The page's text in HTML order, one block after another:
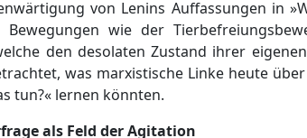
von Lenins Auffassungen in
Bewegungen wie der
den desolaten Zustand ihrer
was marxistische Linke heute
tun?« lernen könnten.
als Feld der Agitation